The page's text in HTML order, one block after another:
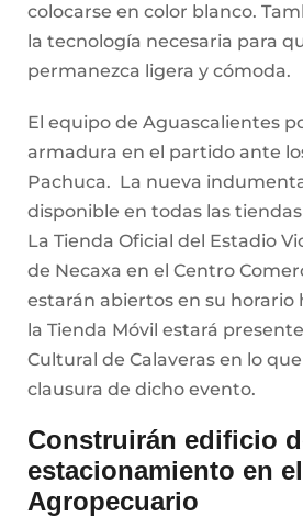
colocarse en color blanco.
la tecnología necesaria para
permanezca ligera y cómoda.
El equipo de Aguascalientes
armadura en el partido ante
Pachuca. La nueva
disponible en todas las
La Tienda Oficial del Estadio
de Necaxa en el Centro
estarán abiertos en su horario
la Tienda Móvil estará
Cultural de Calaveras en lo
clausura de dicho evento.
Construirán edificio
estacionamiento en el
Agropecuario